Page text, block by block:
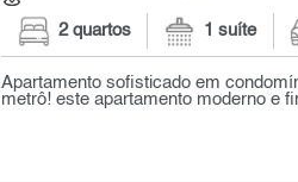
2 quartos 1 suíte
Apartamento sofisticado em
metrô! este apartamento moderno e